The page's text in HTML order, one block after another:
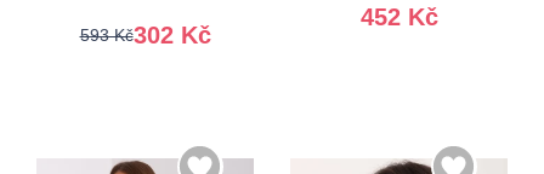
302 Kč
593 Kč
452 Kč